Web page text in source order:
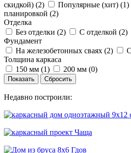
скидкой) (2) Популярные (хит) (1)
планировкой (2)
Отделка
Без отделки (2) С отделкой (2)
Фундамент
На железобетонных сваях (2)
Толщина каркаса
150 мм (1) 200 мм (0)
Недавно построили: